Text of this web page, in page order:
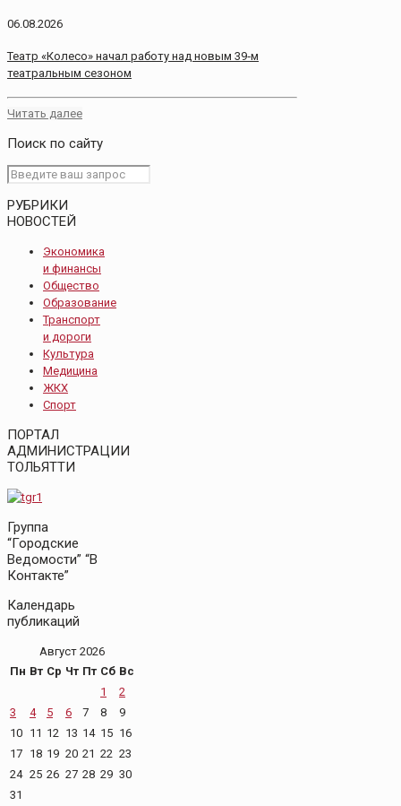
06.08.2026
Театр «Колесо» начал работу над новым 39‑м
театральным сезоном
Читать далее
Поиск по сайту
РУБРИКИ
НОВОСТЕЙ
Экономика
и финансы
Общество
Образование
Транспорт
и дороги
Культура
Медицина
ЖКХ
Спорт
ПОРТАЛ
АДМИНИСТРАЦИИ
ТОЛЬЯТТИ
Группа
“Городские
Ведомости” “В
Контакте”
Календарь
публикаций
Август 2026
Пн Вт Ср Чт Пт Сб Вс
1
2
3
4 5 6 7 8
9
10 11 12 13 14 15 16
17 18 19 20 21 22 23
24 25 26 27 28 29 30
31